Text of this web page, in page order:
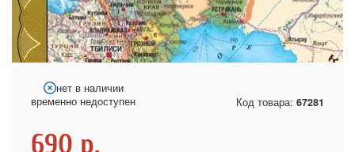
нет в наличии
временно недоступен
Код товара: 67281
690 р.